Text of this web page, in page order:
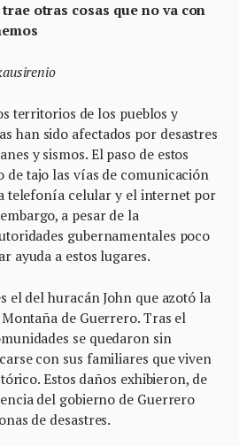
otras cosas que no va con
territorios de los pueblos y
han sido afectados por desastres
y sismos. El paso de estos
de tajo las vías de comunicación
telefonía celular y el internet por
a pesar de la
gubernamentales poco
ayuda a estos lugares.
el del huracán John que azotó la
de Guerrero. Tras el
se quedaron sin
con sus familiares que viven
Estos daños exhibieron, de
del gobierno de Guerrero
de desastres.